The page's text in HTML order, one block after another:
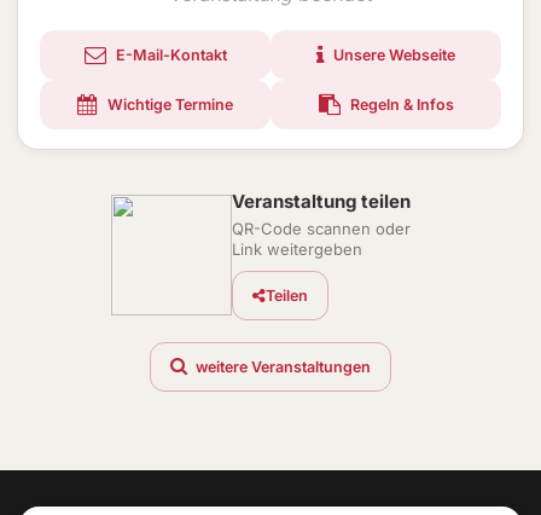
E-Mail-Kontakt Unsere Webseite
Wichtige Termine Regeln & Infos
Veranstaltung teilen
QR-Code scannen oder
Link weitergeben
Teilen
weitere Veranstaltungen